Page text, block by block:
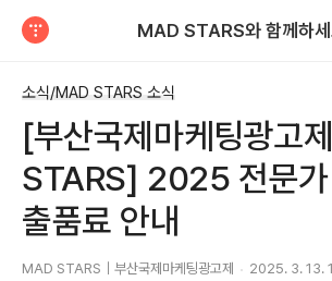
MAD STARS와 함께하
소식/MAD STARS 소식
[부산국제마케팅광고
STARS] 2025 전문가
출품료 안내
MAD STARS｜부산국제마케팅광고제 2025. 3. 13.